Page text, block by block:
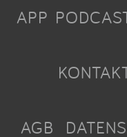
APP
AGB